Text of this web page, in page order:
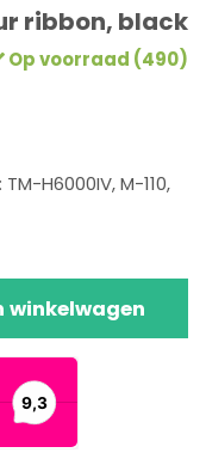
ribbon, black
Op voorraad (490)
H6000IV, M-110,
winkelwagen